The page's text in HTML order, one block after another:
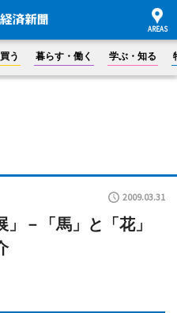
買う 暮らす・働く 学ぶ・知る
2009.03.31
－「馬」と「花」